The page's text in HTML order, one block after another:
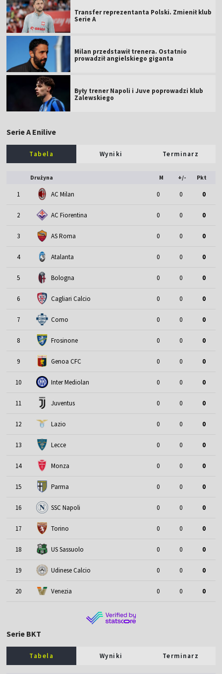
Transfer reprezentanta Polski. Zmienił klub
Serie A
Milan przedstawił trenera. Ostatnio
prowadził angielskiego giganta
Były trener Napoli i Juve poprowadzi klub
Zalewskiego
Serie A Enilive
Tabela Wyniki Terminarz
Drużyna M +/- Pkt
1 AC Milan 0 0 0
2 AC Fiorentina 0 0 0
3 AS Roma 0 0 0
4 Atalanta 0 0 0
5 Bologna 0 0 0
6 Cagliari Calcio 0 0 0
7 Como 0 0 0
8 Frosinone 0 0 0
9 Genoa CFC 0 0 0
10 Inter Mediolan 0 0 0
11 Juventus 0 0 0
12 Lazio 0 0 0
13 Lecce 0 0 0
14 Monza 0 0 0
15 Parma 0 0 0
16 SSC Napoli 0 0 0
17 Torino 0 0 0
18 US Sassuolo 0 0 0
19 Udinese Calcio 0 0 0
20 Venezia 0 0 0
Serie BKT
Tabela Wyniki Terminarz